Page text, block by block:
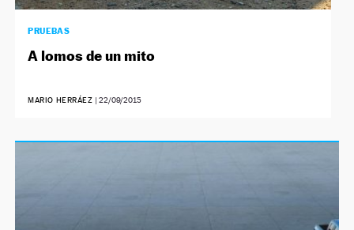
PRUEBAS
A lomos de un mito
MARIO HERRÁEZ | 22/09/2015